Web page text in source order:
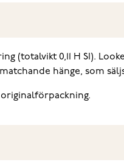
(totalvikt 0,11 H SI).
hänge, som